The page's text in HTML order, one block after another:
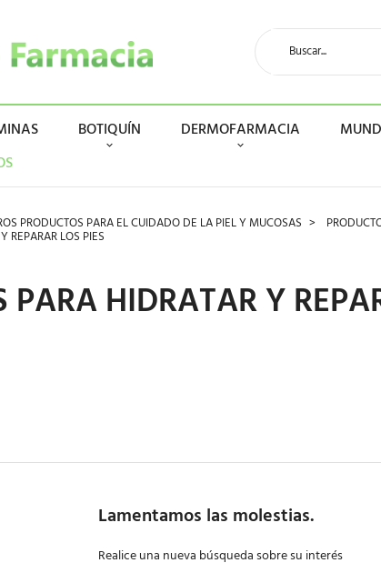
BOTIQUÍN DERMOFARMACIA
PRODUCTOS PARA EL CUIDADO DE LA PIEL Y MUCOSAS
REPARAR LOS PIES
PARA HIDRATAR Y
Lamentamos las molestias.
Realice una nueva búsqueda sobre su interés